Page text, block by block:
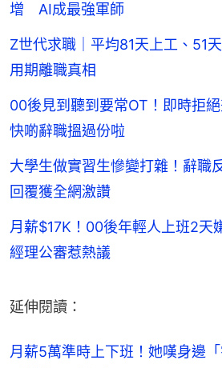
增 AI成最強軍師
Z世代求職｜平均81天上工、51
用期離職真相
00後見到聽到要常OT！即時拒
快啲辭職搵過份啦
大學生做實習生慘變打雜！辭
回覆獲全網激讚
月薪$17K！00後年輕人上班2
經理公審惹熱議
延伸閱讀：
月薪5萬準時上下班！她嘆身邊